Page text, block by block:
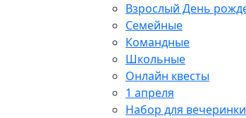
Взрослый День
Семейные
Командные
Школьные
Онлайн квесты
1 апреля
Набор для